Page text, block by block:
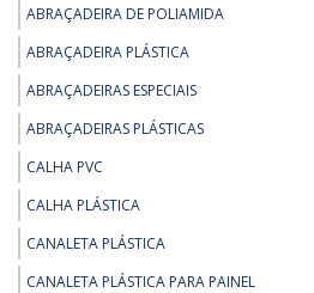
ABRAÇADEIRA DE POLIAMIDA
ABRAÇADEIRA PLÁSTICA
ABRAÇADEIRAS ESPECIAIS
ABRAÇADEIRAS PLÁSTICAS
CALHA PVC
CALHA PLÁSTICA
CANALETA PLÁSTICA
CANALETA PLÁSTICA PARA PAINEL